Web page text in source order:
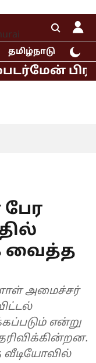
தமிழ்நாடு
பிராண்ட்
வைத்த
அமைச்சர்
என்று
வீடியோவில்